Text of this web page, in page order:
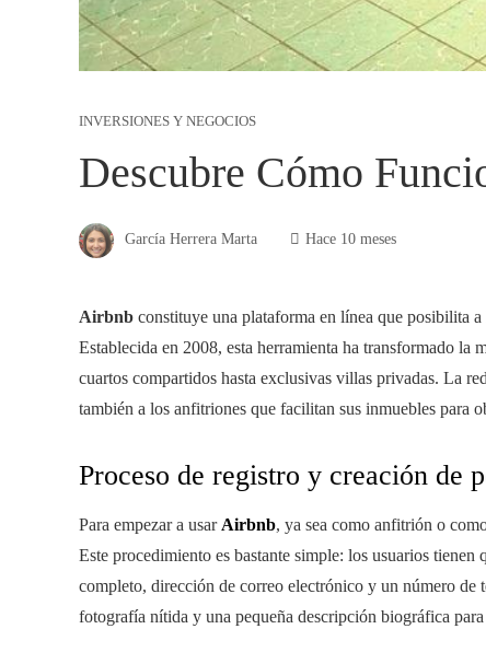
INVERSIONES Y NEGOCIOS
Descubre Cómo
García Herrera Marta Hace 10 meses
Airbnb constituye una plataforma en línea que posibilita
Establecida en 2008, esta herramienta ha transformado la
cuartos compartidos hasta exclusivas villas privadas. La
también a los anfitriones que facilitan sus inmuebles para
Proceso de registro y creación de
Para empezar a usar Airbnb, ya sea como anfitrión o
Este procedimiento es bastante simple: los usuarios
completo, dirección de correo electrónico y un número de
fotografía nítida y una pequeña descripción biográfica